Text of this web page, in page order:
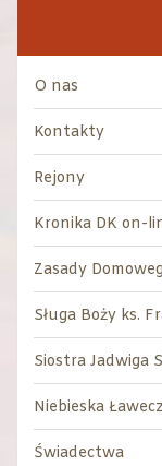
O nas
Kontakty
Rejony
Kronika DK on-
Zasady
Sługa Boży ks.
Siostra Jadwiga
Niebieska
Świadectwa